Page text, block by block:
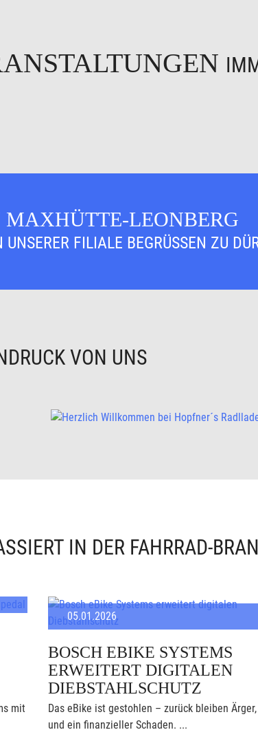
MAXHÜTTE-LEONBERG
FILIALE BEGRÜSSEN ZU
VON UNS
IN DER FAHRRAD-
mit
05.01.2026
BOSCH EBIKE SYSTEMS
ERWEITERT DIGITALEN
DIEBSTAHLSCHUTZ
Das eBike ist gestohlen – zurück bleiben
und ein finanzieller Schaden. ...